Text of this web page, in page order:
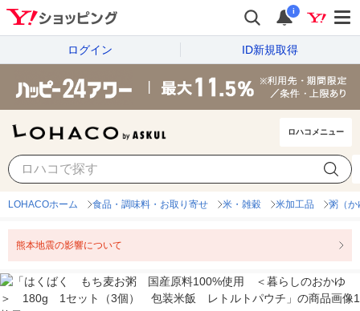
i
ログイン ID新規取得
ロハコメニュー
LOHACOホーム 食品・調味料・お取り寄せ 米・雑穀 米加工品 粥（か
熊本地震の影響について